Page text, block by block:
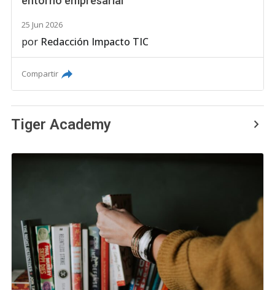
25 Jun 2026
por Redacción Impacto TIC
Compartir
Tiger Academy